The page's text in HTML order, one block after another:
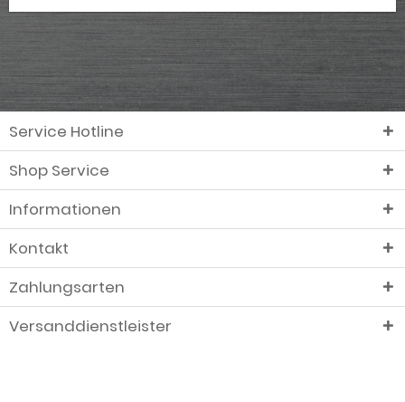
Service Hotline
Shop Service
Informationen
Kontakt
Zahlungsarten
Versanddienstleister